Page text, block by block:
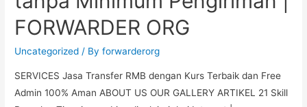
FORWARDER ORG
Uncategorized / Byforwarderorg
SERVICES Jasa Transfer RMB dengan Kurs Terbaik dan Free
Admin 100% Aman ABOUT US OUR GALLERY ARTIKEL 21 Skill